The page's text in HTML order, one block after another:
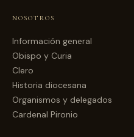
NOSOTROS
Información general
Obispo y Curia
Clero
Historia diocesana
Organismos y delegados
Cardenal Pironio